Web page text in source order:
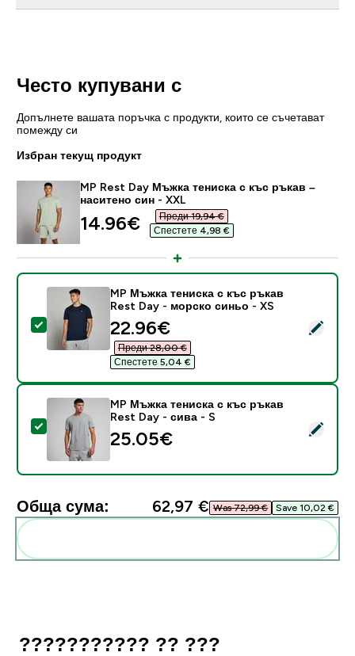
Често купувани с
Допълнете вашата поръчка с продукти, които се съчетават
помежду си
Избран текущ продукт
MP Rest Day Мъжка тениска с къс ръкав –
наситено син - XXL
discounted price
14.96€‎
Преди 19,94 €‎
Спестете 4,98 €‎
Select this product - MP Мъжка тениска с къс ръкав
MP Мъжка тениска с къс ръкав
Rest Day - морско синьо - XS
discounted price
22.96€‎
Преди 28,00 €‎
Спестете 5,04 €‎
Select this product - MP Мъжка тениска с къс ръкав
MP Мъжка тениска с къс ръкав
Rest Day - сива - S
25.05€‎
Обща сума: 62,97 €‎ Was 72,99 €‎ Save 10,02 €‎
??????????? ?? ???